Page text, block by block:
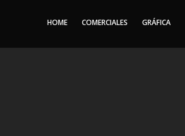
HOME COMERCIALES GRÁFICA